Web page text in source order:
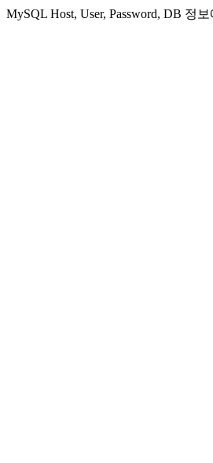
MySQL Host, User, Password, DB 정